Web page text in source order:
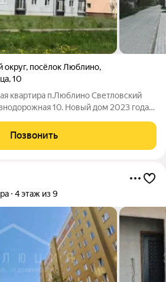
округ, посёлок Люблино,
,10
квартира п.Люблино Светловский
10. Новый дом 2023 года
ремонт в светлых тонах с
срой
Позвонить
4 этаж из 9